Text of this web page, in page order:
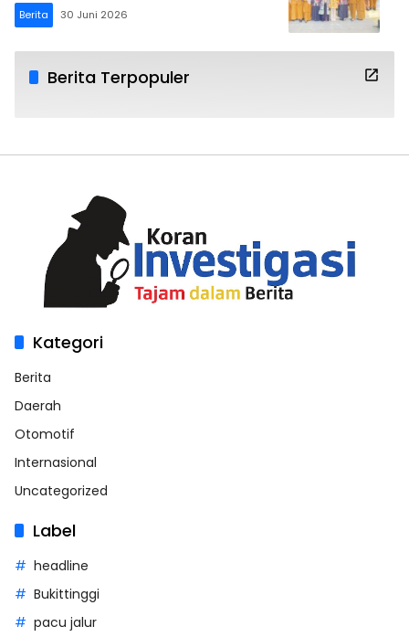
Berita 30 Juni 2026
Berita Terpopuler
Kategori
Berita
Daerah
Otomotif
Internasional
Uncategorized
Label
headline
Bukittinggi
pacu jalur